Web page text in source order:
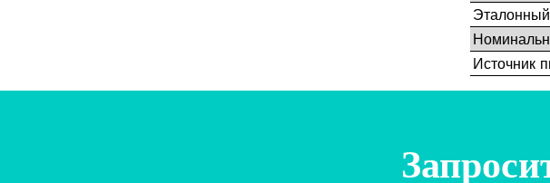
Источник